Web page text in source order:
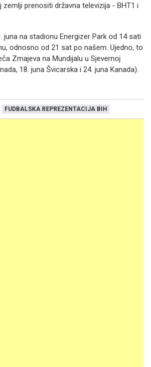
prenositi državna televizija - BHT1 i
juna na stadionu Energizer Park od 14 sati
odnosno od 21 sat po našem. Ujedno, to
Zmajeva na Mundijalu u Sjevernoj
18. juna Švicarska i 24. juna Kanada).
FUDBALSKA REPREZENTACIJA BIH